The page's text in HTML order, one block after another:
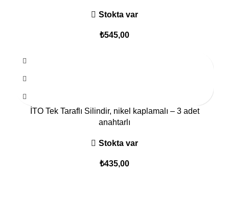
Stokta var
₺545,00
İTO Tek Taraflı Silindir, nikel kaplamalı – 3 adet
anahtarlı
Stokta var
₺435,00